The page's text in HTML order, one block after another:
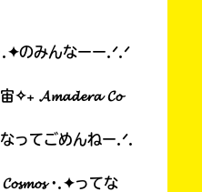
のみんなーー.ᐟ.ᐟ
✧₊ 𝓐𝓶𝓪𝓭𝓮𝓻𝓪 𝓒𝓸
ってごめんねー.ᐟ.
·.✦ってな